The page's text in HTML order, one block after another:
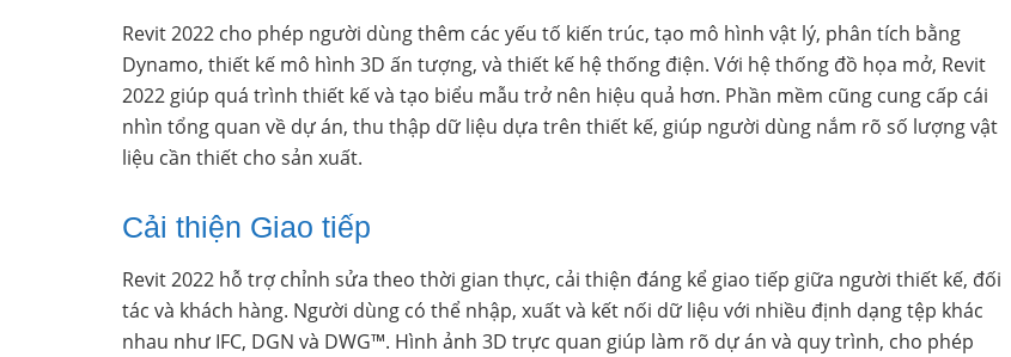
Revit 2022 cho phép người dùng thêm các yếu tố kiến trúc, tạo mô hình vật lý, phân tích bằng
Dynamo, thiết kế mô hình 3D ấn tượng, và thiết kế hệ thống điện. Với hệ thống đồ họa mở, Revit
2022 giúp quá trình thiết kế và tạo biểu mẫu trở nên hiệu quả hơn. Phần mềm cũng cung cấp cái
nhìn tổng quan về dự án, thu thập dữ liệu dựa trên thiết kế, giúp người dùng nắm rõ số lượng vật
liệu cần thiết cho sản xuất.
Cải thiện Giao tiếp
Revit 2022 hỗ trợ chỉnh sửa theo thời gian thực, cải thiện đáng kể giao tiếp giữa người thiết kế, đối
tác và khách hàng. Người dùng có thể nhập, xuất và kết nối dữ liệu với nhiều định dạng tệp khác
nhau như IFC, DGN và DWG™. Hình ảnh 3D trực quan giúp làm rõ dự án và quy trình, cho phép